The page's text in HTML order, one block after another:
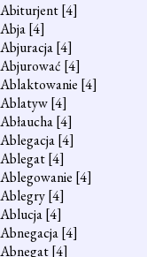
Abiturjent[4]
Abja[4]
Abjuracja[4]
Abjurować [4]
Ablaktowanie [4]
Ablatyw[4]
Abłaucha[4]
Ablegacja[4]
Ablegat[4]
Ablegowanie [4]
Ablegry[4]
Ablucja[4]
Abnegacja[4]
Abnegat[4]